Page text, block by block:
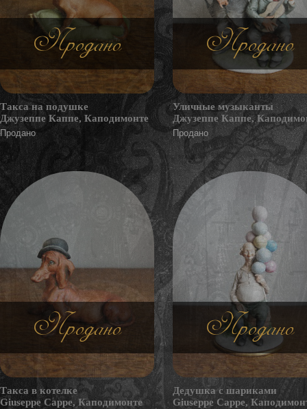
Продано
Такса на подушке
Джузеппе Каппе, Каподимонте
Продано
Продано
Уличные музыканты
Джузеппе Каппе,
Продано
Продано
Такса в котелке
Giuseppe Cappe, Каподимонте
Продано
Дедушка с шариками
Giuseppe Cappe,